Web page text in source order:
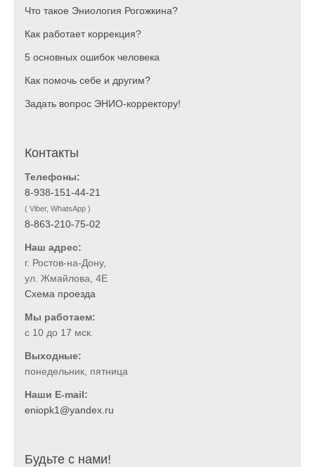
Что такое Эниология Рогожкина?
Как работает коррекция?
5 основных ошибок человека
Как помочь себе и другим?
Задать вопрос ЭНИО-корректору!
Контакты
Телефоны:
8-938-151-44-21
( Viber, WhatsApp )
8-863-210-75-02
Наш адрес:
г. Ростов-на-Дону,
ул. Жмайлова, 4Е
Схема проезда
Мы работаем:
с 10 до 17 мск.
Выходные:
понедельник, пятница
Наши E-mail:
Будьте с нами!